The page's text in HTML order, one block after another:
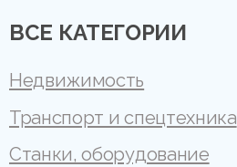
ВСЕ КАТЕГОРИИ
Недвижимость
Транспорт и спецтехника
Станки, оборудование